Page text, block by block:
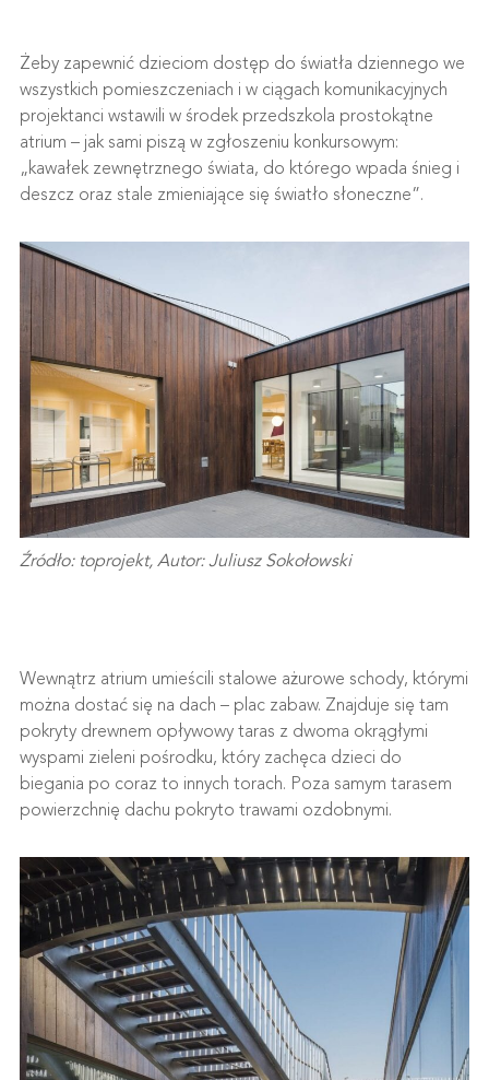
Żeby zapewnić dzieciom dostęp do światła dziennego we
wszystkich pomieszczeniach i w ciągach komunikacyjnych
projektanci wstawili w środek przedszkola prostokątne
atrium – jak sami piszą w zgłoszeniu konkursowym:
„kawałek zewnętrznego świata, do którego wpada śnieg i
deszcz oraz stale zmieniające się światło słoneczne”.
Źródło: toprojekt, Autor: Juliusz Sokołowski
Wewnątrz atrium umieścili stalowe ażurowe schody, którymi
można dostać się na dach – plac zabaw. Znajduje się tam
pokryty drewnem opływowy taras z dwoma okrągłymi
wyspami zieleni pośrodku, który zachęca dzieci do
biegania po coraz to innych torach. Poza samym tarasem
powierzchnię dachu pokryto trawami ozdobnymi.